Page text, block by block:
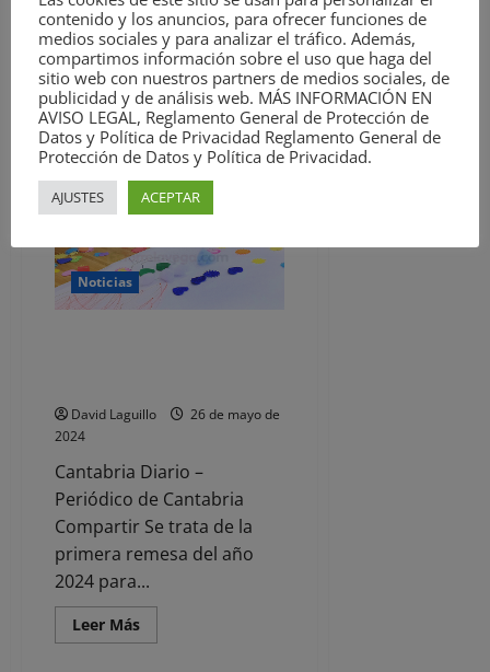
Torrelavega y comarca,
líder desde 2007
Presentada una...
Leer MásLeer
más
acerca
de
Presentada
una
única
oferta
la
rehabilitación
de
La
Lechera
Noticias
David Laguillo
26 de mayo de
2024
Cantabria Diario –
Periódico de Cantabria
Compartir Se trata de la
primera remesa del año
2024 para...
Leer MásLeer
más
contenido y los anuncios, para ofrecer funciones de
medios sociales y para analizar el tráfico. Además,
compartimos información sobre el uso que haga del
sitio web con nuestros partners de medios sociales, de
publicidad y de análisis web. MÁS INFORMACIÓN EN
AVISO LEGAL, Reglamento General de Protección de
Datos y Política de Privacidad Reglamento General de
Protección de Datos y Política de Privacidad.
AJUSTES ACEPTAR